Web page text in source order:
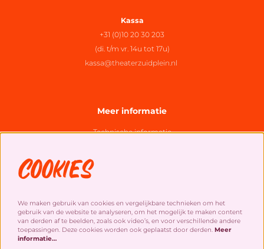
Kassa
+31 (0)10 20 30 203
(di. t/m vr. 14u tot 17u)
kassa@theaterzuidplein.nl
Meer informatie
Technische informatie
Algemene bezoekersvoorwaarden
Cookies
Social Media
Cookies
We maken gebruik van cookies en vergelijkbare technieken om het
gebruik van de website te analyseren, om het mogelijk te maken content
van derden af te beelden, zoals ook video’s, en voor verschillende andere
toepassingen. Deze cookies worden ook geplaatst door derden. Meer
informatie…